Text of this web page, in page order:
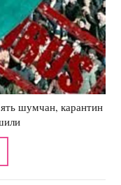
шумчан, карантин